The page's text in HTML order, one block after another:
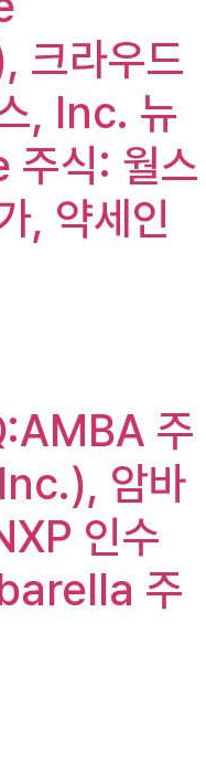
라우드
, Inc. 뉴
식: 월스
, 약세인
주
암바
인수
주